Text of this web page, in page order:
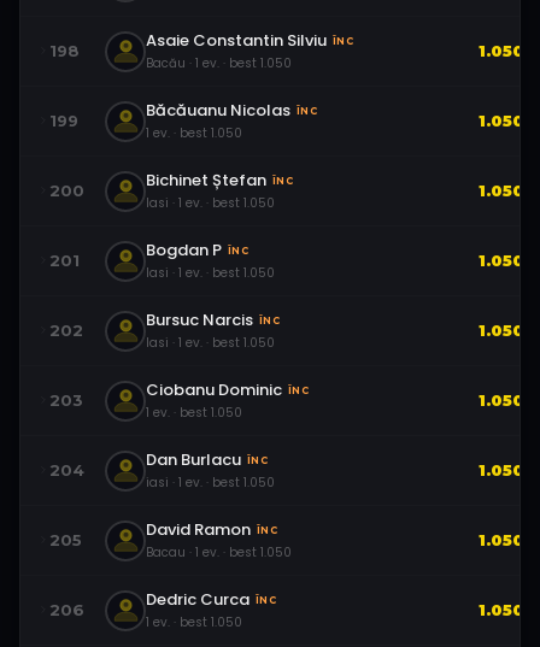
198 Asaie Constantin Silviu ÎNC
Bacău · 1 ev. · best 1.050
1.050
199 Băcăuanu Nicolas ÎNC
1 ev. · best 1.050
1.050
200 Bichinet Ștefan ÎNC
Iasi · 1 ev. · best 1.050
1.050
201 Bogdan P ÎNC
Iasi · 1 ev. · best 1.050
1.050
202 Bursuc Narcis ÎNC
Iasi · 1 ev. · best 1.050
1.050
203 Ciobanu Dominic ÎNC
1 ev. · best 1.050
1.050
204 Dan Burlacu ÎNC
iasi · 1 ev. · best 1.050
1.050
205 David Ramon ÎNC
Bacau · 1 ev. · best 1.050
1.050
206 Dedric Curca ÎNC
1 ev. · best 1.050
1.050